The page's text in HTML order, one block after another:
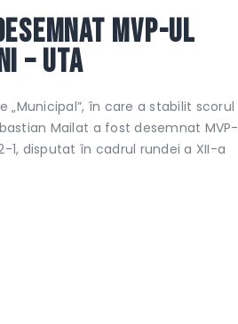
MVP-ul
– UTA
în care a stabilit scorul
Mailat a fost desemnat MVP-
1, disputat în cadrul rundei a XII-a